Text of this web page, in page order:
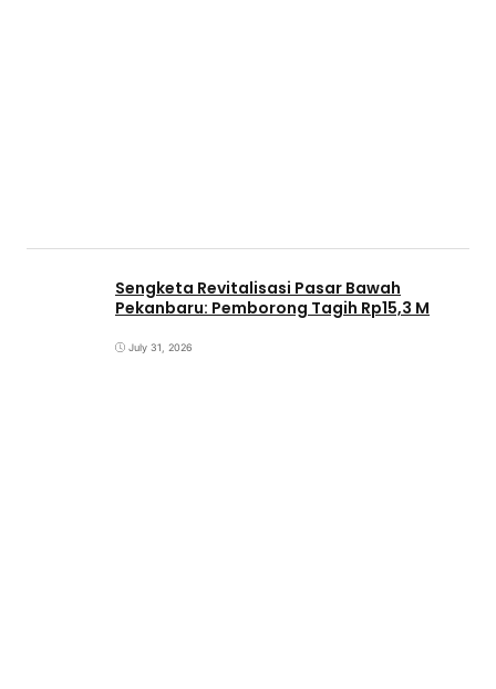
Sengketa Revitalisasi Pasar Bawah
Pekanbaru: Pemborong Tagih Rp15,3 M
July 31, 2026